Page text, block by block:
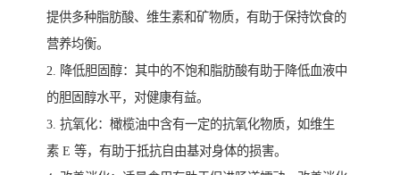
提供多种脂肪酸、维生素和矿物质，有助于保持饮食的
营养均衡。
2. 降低胆固醇：其中的不饱和脂肪酸有助于降低血液中
的胆固醇水平，对健康有益。
3. 抗氧化：橄榄油中含有一定的抗氧化物质，如维生
素 E 等，有助于抵抗自由基对身体的损害。